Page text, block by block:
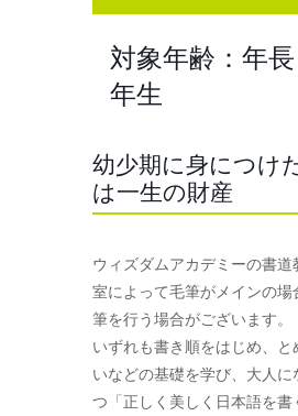
対象年齢：年
年生
幼少期に身につけ
は一生の財産
ウィズダムアカデミーの書道
室によって毛筆がメインの場
筆を行う場合がございます。
いずれも書き順をはじめ、と
いなどの基礎を学び、大人に
つ「正しく美しく日本語を書